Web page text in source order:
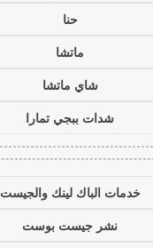
حنا
ماتشا
شاي ماتشا
شدات ببجي تمارا
خدمات الباك لينك والجيست
نشر جيست بوست